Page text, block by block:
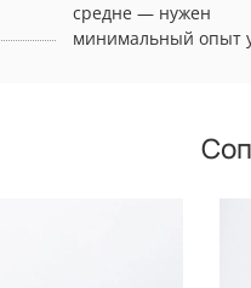
средне — нужен
минимальный опыт